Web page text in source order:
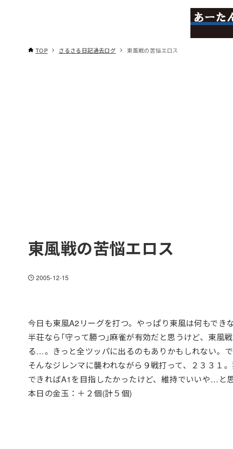
TOP さるさる日記過去ログ 東風戦の苦悩エロス
東風戦の苦悩エロス
2005-12-15
今日も東風A2リーグを打つ。やっぱり東風は何もでき
半荘なら｢守って勝つ｣麻雀が有効だと思うけど、東風
る…。きっと全ツッパに出るのもありかもしれない。
そんなジレンマに襲われながら９戦打って、２３３１
できればA1を目指したかったけど、維持でいいや…と
本日の金玉：＋２個(計５個)